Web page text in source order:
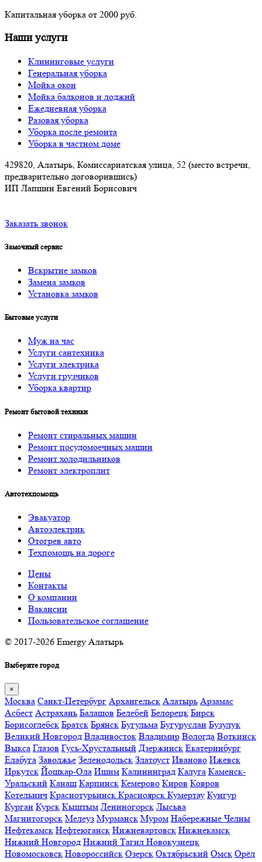
Капитальная уборка от 2000 руб.
Наши услуги
Клининговые услуги
Генеральная уборка
Мойка окон
Мойка балконов и лоджий
Ежедневная уборка
Разовая уборка
Уборка после ремонта
Уборка в частном доме
429820, Алатырь, Комиссариатская улица, 52 (место встречи,
предварительно договорившись)
ИП Лапшин Евгений Борисович
Заказать звонок
Замочный сервис
Вскрытие замков
Замена замков
Установка замков
Бытовые услуги
Муж на час
Услуги cантехника
Услуги электрика
Услуги грузчиков
Уборка квартир
Ремонт бытовой техники
Ремонт стиральных машин
Ремонт посудомоечных машин
Ремонт холодильников
Ремонт электроплит
Автотехпомощь
Эвакуатор
Автоэлектрик
Отогрев авто
Техпомощь на дороге
Цены
Контакты
О компании
Вакансии
Пользовательское соглашение
© 2017-2026 Emergy Алатырь
Выберите город
×
Москва Санкт-Петербург Архангельск Алатырь Арзамас
Асбест Астрахань Балашов Белебей Белорецк Бирск
Борисоглебск Братск Брянск Бугульма Бугуруслан Бузулук
Великий Новгород Владивосток Владимир Вологда Воткинск
Выкса Глазов Гусь-Хрустальный Дзержинск Екатеринбург
Елабуга Заволжье Зеленодольск Златоуст Иваново Ижевск
Иркутск Йошкар-Ола Ишим Калининград Калуга Каменск-
Уральский Канаш Карпинск Кемерово Киров Ковров
Котельнич Краснотурьинск Красноярск Кумертау Кунгур
Курган Курск Кыштым Лениногорск Лысьва
Магнитогорск Мелеуз Мурманск Муром Набережные Челны
Нефтекамск Нефтеюганск Нижневартовск Нижнекамск
Нижний Новгород Нижний Тагил Новокузнецк
Новомосковск Новороссийск Озерск Октябрьский Омск Орёл